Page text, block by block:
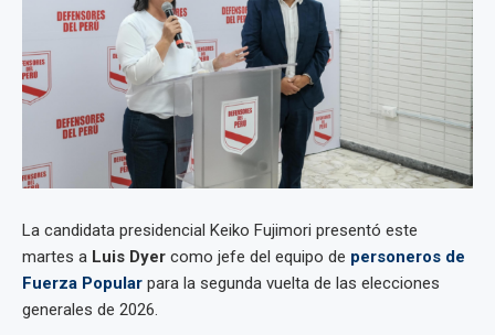
La candidata presidencial Keiko Fujimori presentó este
martes a Luis Dyer como jefe del equipo de personeros de
Fuerza Popular para la segunda vuelta de las elecciones
generales de 2026.